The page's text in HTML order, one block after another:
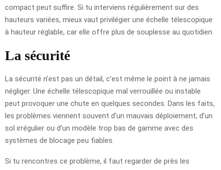
compact peut suffire. Si tu interviens régulièrement sur des
hauteurs variées, mieux vaut privilégier une échelle télescopique
à hauteur réglable, car elle offre plus de souplesse au quotidien.
La sécurité
La sécurité n’est pas un détail, c’est même le point à ne jamais
négliger. Une échelle télescopique mal verrouillée ou instable
peut provoquer une chute en quelques secondes. Dans les faits,
les problèmes viennent souvent d’un mauvais déploiement, d’un
sol irrégulier ou d’un modèle trop bas de gamme avec des
systèmes de blocage peu fiables.
Si tu rencontres ce problème, il faut regarder de près les